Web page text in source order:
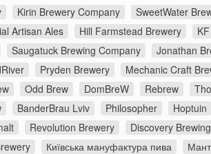
Kirin Brewery Company SweetWater
Artisan Ales Hill Farmstead Brewery
Saugatuck Brewing Company Jonathan
Pryden Brewery Mechanic Craft
Odd Brew DomBreW Rebrew
BanderBrau Lviv Philosopher Hoptuin
Revolution Brewery Discovery Brewing
Київська мануфактура пива